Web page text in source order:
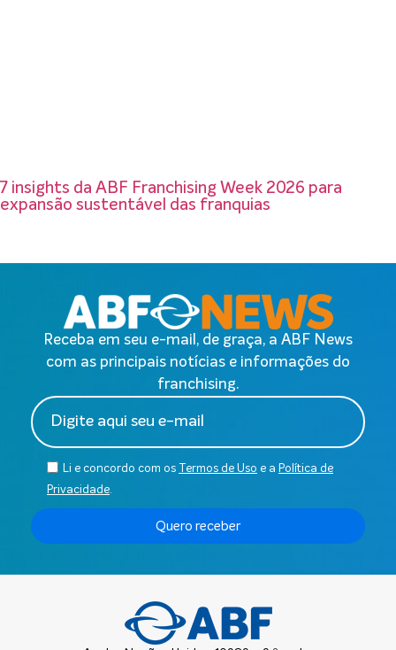
7 insights da ABF Franchising Week 2026 para
expansão sustentável das franquias
Receba em seu e-mail, de graça, a ABF News
com as principais notícias e informações do
franchising.
Li e concordo com os Termos de Uso e a Política de
Privacidade.
Quero receber